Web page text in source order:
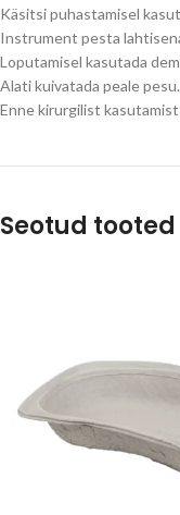
Käsitsi puhastamisel
Instrument pesta
Loputamisel kasutada
Alati kuivatada peale pesu.
Enne kirurgilist
Seotud tooted